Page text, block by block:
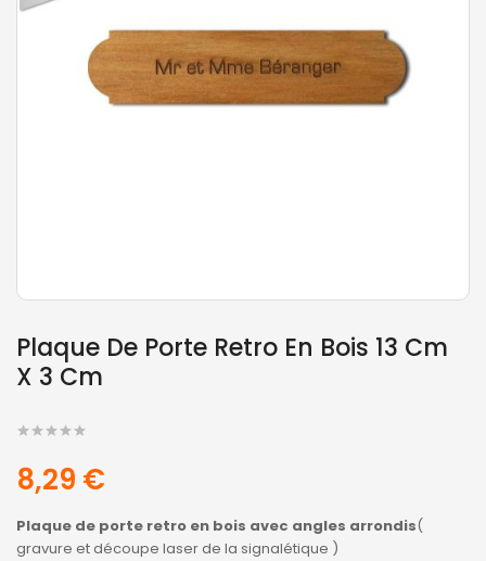
Plaque De Porte Retro En Bois 13 Cm
X 3 Cm
8,29 €
Plaque de porte retro en bois avec angles arrondis(
gravure et découpe laser de la signalétique )